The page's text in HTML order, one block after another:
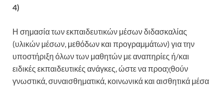
4)
Η σημασία των εκπαιδευτικών μέσων διδασκαλίας
(υλικών μέσων, μεθόδων και προγραμμάτων) για την
υποστήριξη όλων των μαθητών με αναπηρίες ή/και
ειδικές εκπαιδευτικές ανάγκες, ώστε να προαχθούν
γνωστικά, συναισθηματικά, κοινωνικά και αισθητικά μέσα